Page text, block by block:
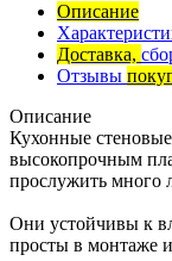
Описание
Доставка,
Отзывы
Описание
Кухонные
высокопрочным
прослужить много
Они устойчивы к
просты в монтаже